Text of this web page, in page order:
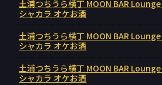
土浦つちうら横丁 MOON BAR
シャカラ オケお酒
土浦つちうら横丁 MOON BAR
シャカラ オケお酒
土浦つちうら横丁 MOON BAR
シャカラ オケお酒